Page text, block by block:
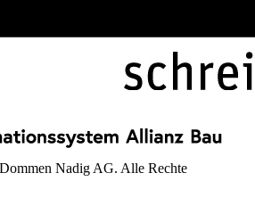
Nadig AG. Alle Rechte